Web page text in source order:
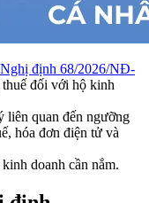
Nghị định 68/2026/NĐ-
đối với hộ kinh
liên quan đến ngưỡng
hóa đơn điện tử và
doanh cần nắm.